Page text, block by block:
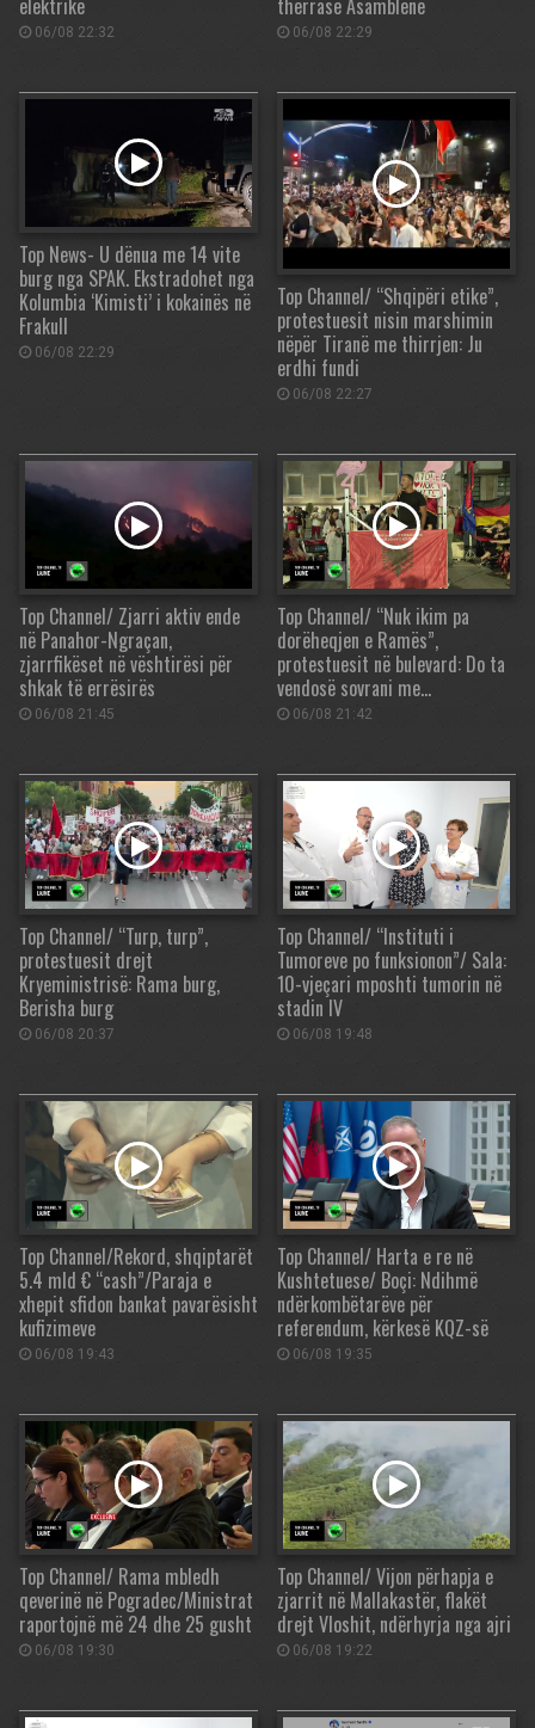
elektrike
06/08 22:32
thërrasë Asamblenë
06/08 22:29
Top News- U dënua me 14 vite
burg nga SPAK. Ekstradohet nga
Kolumbia ‘Kimisti’ i kokainës në
Frakull
06/08 22:29
Top Channel/ “Shqipëri etike”,
protestuesit nisin marshimin
nëpër Tiranë me thirrjen: Ju
erdhi fundi
06/08 22:27
Top Channel/ Zjarri aktiv ende
në Panahor-Ngraçan,
zjarrfikëset në vështirësi për
shkak të errësirës
06/08 21:45
Top Channel/ “Nuk ikim pa
dorëheqjen e Ramës”,
protestuesit në bulevard: Do ta
vendosë sovrani me…
06/08 21:42
Top Channel/ “Turp, turp”,
protestuesit drejt
Kryeministrisë: Rama burg,
Berisha burg
06/08 20:37
Top Channel/ “Instituti i
Tumoreve po funksionon”/ Sala:
10-vjeçari mposhti tumorin në
stadin IV
06/08 19:48
Top Channel/Rekord, shqiptarët
5.4 mld € “cash”/Paraja e
xhepit sfidon bankat pavarësisht
kufizimeve
06/08 19:43
Top Channel/ Harta e re në
Kushtetuese/ Boçi: Ndihmë
ndërkombëtarëve për
referendum, kërkesë KQZ-së
06/08 19:35
Top Channel/ Rama mbledh
qeverinë në Pogradec/Ministrat
raportojnë më 24 dhe 25 gusht
06/08 19:30
Top Channel/ Vijon përhapja e
zjarrit në Mallakastër, flakët
drejt Vloshit, ndërhyrja nga ajri
06/08 19:22